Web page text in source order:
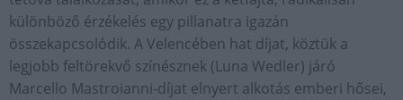
különböző érzékelés egy pillanatra igazán
összekapcsolódik. A Velencében hat díjat, köztük a
legjobb feltörekvő színésznek (Luna Wedler) járó
Marcello Mastroianni-díjat elnyert alkotás emberi hősei,